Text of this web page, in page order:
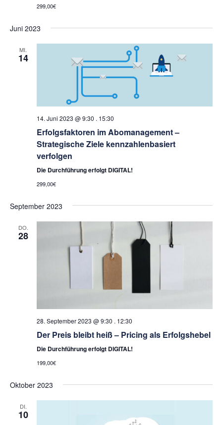
299,00€
Juni 2023
MI.
14
14. Juni 2023 @ 9:30 . 15:30
Erfolgsfaktoren im Abomanagement –
Strategische Ziele kennzahlenbasiert
verfolgen
Die Durchführung erfolgt DIGITAL!
299,00€
September 2023
DO.
28
28. September 2023 @ 9:30 . 12:30
Der Preis bleibt heiß – Pricing als Erfolgshebel
Die Durchführung erfolgt DIGITAL!
199,00€
Oktober 2023
DI.
10